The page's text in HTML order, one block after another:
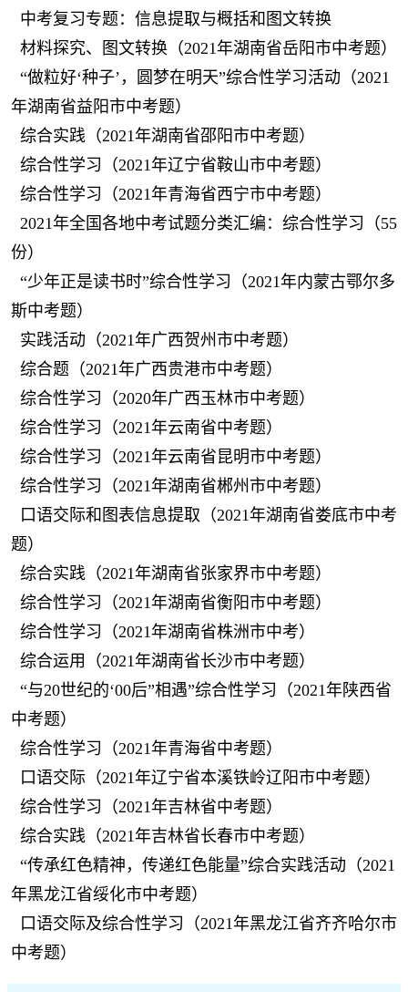
中考复习专题：信息提取与概括和图文转换
材料探究、图文转换（2021年湖南省岳阳市中考题）
“做粒好‘种子’，圆梦在明天”综合性学习活动（2021
年湖南省益阳市中考题）
综合实践（2021年湖南省邵阳市中考题）
综合性学习（2021年辽宁省鞍山市中考题）
综合性学习（2021年青海省西宁市中考题）
2021年全国各地中考试题分类汇编：综合性学习（55
份）
“少年正是读书时”综合性学习（2021年内蒙古鄂尔多
斯中考题）
实践活动（2021年广西贺州市中考题）
综合题（2021年广西贵港市中考题）
综合性学习（2020年广西玉林市中考题）
综合性学习（2021年云南省中考题）
综合性学习（2021年云南省昆明市中考题）
综合性学习（2021年湖南省郴州市中考题）
口语交际和图表信息提取（2021年湖南省娄底市中考
题）
综合实践（2021年湖南省张家界市中考题）
综合性学习（2021年湖南省衡阳市中考题）
综合性学习（2021年湖南省株洲市中考）
综合运用（2021年湖南省长沙市中考题）
“与20世纪的‘00后”相遇”综合性学习（2021年陕西省
中考题）
综合性学习（2021年青海省中考题）
口语交际（2021年辽宁省本溪铁岭辽阳市中考题）
综合性学习（2021年吉林省中考题）
综合实践（2021年吉林省长春市中考题）
“传承红色精神，传递红色能量”综合实践活动（2021
年黑龙江省绥化市中考题）
口语交际及综合性学习（2021年黑龙江省齐齐哈尔市
中考题）